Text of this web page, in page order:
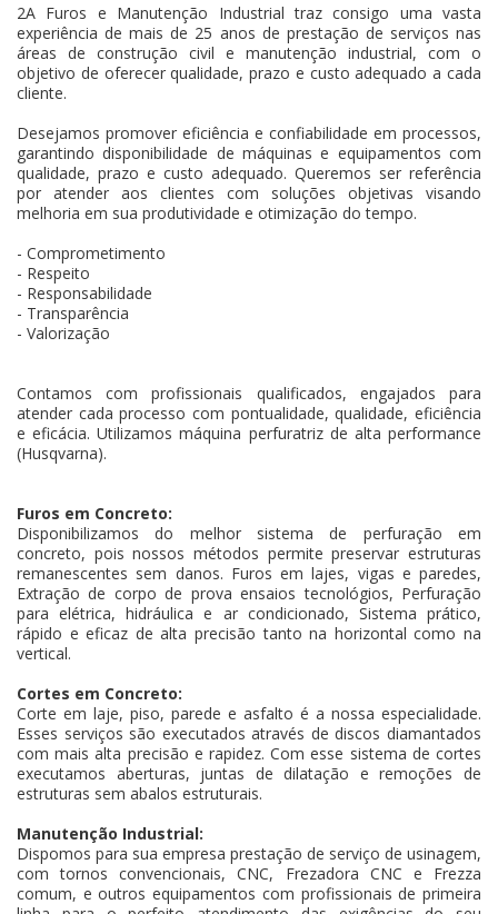
2A Furos e Manutenção Industrial traz consigo uma vasta
experiência de mais de 25 anos de prestação de serviços nas
áreas de construção civil e manutenção industrial, com o
objetivo de oferecer qualidade, prazo e custo adequado a cada
cliente.
Desejamos promover eficiência e confiabilidade em processos,
garantindo disponibilidade de máquinas e equipamentos com
qualidade, prazo e custo adequado. Queremos ser referência
por atender aos clientes com soluções objetivas visando
melhoria em sua produtividade e otimização do tempo.
- Comprometimento
- Respeito
- Responsabilidade
- Transparência
- Valorização
Contamos com profissionais qualificados, engajados para
atender cada processo com pontualidade, qualidade, eficiência
e eficácia. Utilizamos máquina perfuratriz de alta performance
(Husqvarna).
Furos em Concreto:
Disponibilizamos do melhor sistema de perfuração em
concreto, pois nossos métodos permite preservar estruturas
remanescentes sem danos. Furos em lajes, vigas e paredes,
Extração de corpo de prova ensaios tecnológios, Perfuração
para elétrica, hidráulica e ar condicionado, Sistema prático,
rápido e eficaz de alta precisão tanto na horizontal como na
vertical.
Cortes em Concreto:
Corte em laje, piso, parede e asfalto é a nossa especialidade.
Esses serviços são executados através de discos diamantados
com mais alta precisão e rapidez. Com esse sistema de cortes
executamos aberturas, juntas de dilatação e remoções de
estruturas sem abalos estruturais.
Manutenção Industrial:
Dispomos para sua empresa prestação de serviço de usinagem,
com tornos convencionais, CNC, Frezadora CNC e Frezza
comum, e outros equipamentos com profissionais de primeira